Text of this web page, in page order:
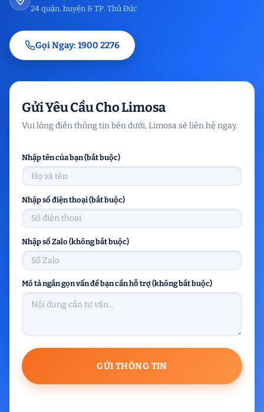
24 quận, huyện & TP. Thủ Đức
Gọi Ngay: 1900 2276
Gửi Yêu Cầu Cho Limosa
Vui lòng điền thông tin bên dưới, Limosa sẽ liên hệ ngay.
Nhập tên của bạn (bắt buộc)
Nhập số điện thoại (bắt buộc)
Nhập số Zalo (không bắt buộc)
Mô tả ngắn gọn vấn đề bạn cần hỗ trợ (không bắt buộc)